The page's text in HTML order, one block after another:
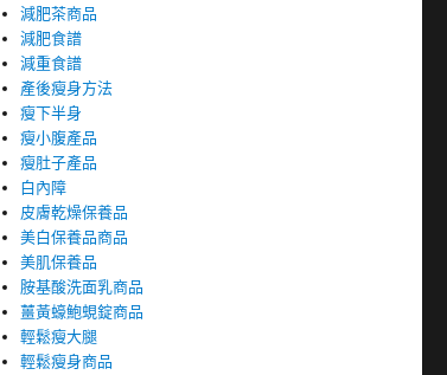
減肥茶商品
減肥食譜
減重食譜
產後瘦身方法
瘦下半身
瘦小腹產品
瘦肚子產品
白內障
皮膚乾燥保養品
美白保養品商品
美肌保養品
胺基酸洗面乳商品
薑黃蠔鮑蜆錠商品
輕鬆瘦大腿
輕鬆瘦身商品